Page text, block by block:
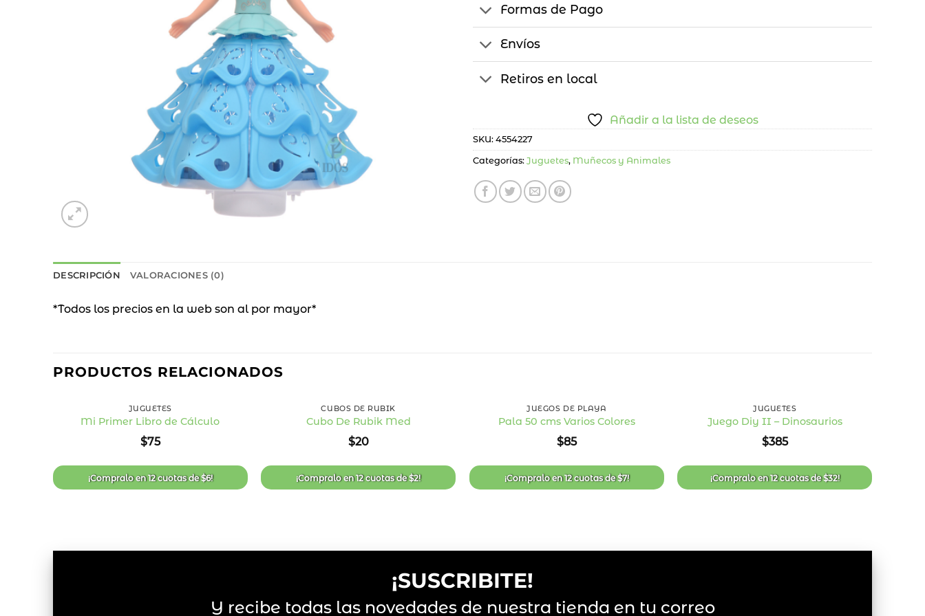
Formas de Pago
Envíos
Retiros en local
Añadir a la lista de deseos
SKU: 4554227
Categorías: Juguetes, Muñecos y Animales
DESCRIPCIÓN VALORACIONES (0)
*Todos los precios en la web son al por mayor*
PRODUCTOS RELACIONADOS
de
deseos
JUGUETES
Mi Primer Libro de Cálculo
$75
¡Compralo en12 cuotasde$6!
de
deseos
CUBOS DE RUBIK
Cubo De Rubik Med
$20
¡Compralo en12 cuotasde$2!
de
deseos
JUEGOS DE PLAYA
Pala 50 cms Varios Colores
$85
¡Compralo en12 cuotasde$7!
de
deseos
JUGUETES
Juego Diy II – Dinosaurios
$385
¡Compralo en12 cuotasde$32!
¡SUSCRIBITE!
Y recibe todas las novedades de nuestra tienda en tu correo